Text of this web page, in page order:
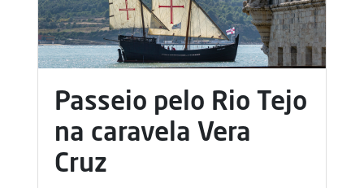
Passeio pelo Rio Tejo
na caravela Vera
Cruz